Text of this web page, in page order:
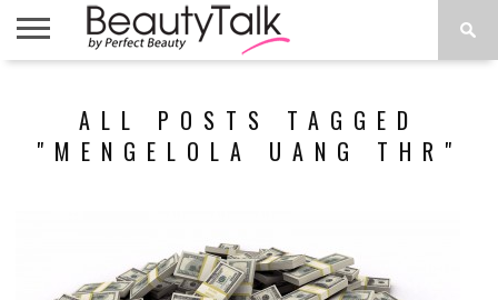
NEWS
TUTORIAL
REVIEWS
YOURSELF
(DIYS)ALL POSTS TAGGED
"MENGELOLA UANG THR"